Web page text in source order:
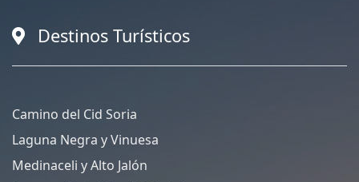
Destinos Turísticos
Camino del Cid Soria
Laguna Negra y Vinuesa
Medinaceli y Alto Jalón